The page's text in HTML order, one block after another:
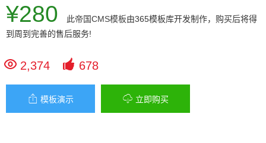
¥280 此帝国CMS模板由365模板库开发制作，购买后将得
到周到完善的售后服务!
 2,374  678
 模板演示  立即购买